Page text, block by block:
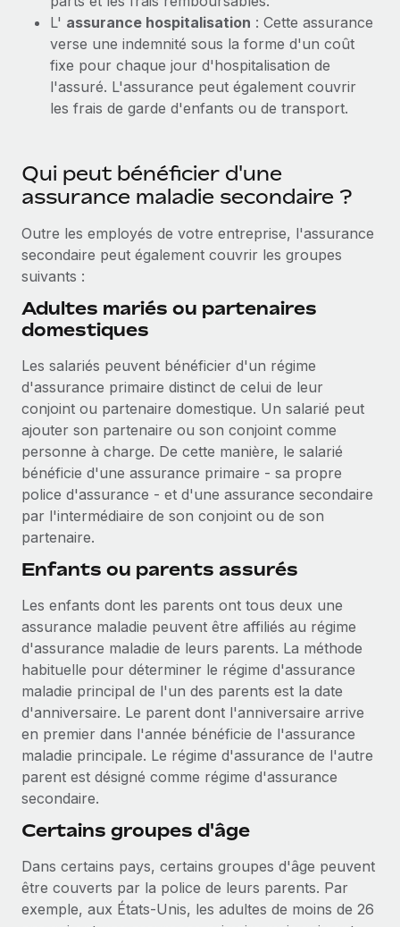
L' assurance hospitalisation : Cette assurance
verse une indemnité sous la forme d'un coût
fixe pour chaque jour d'hospitalisation de
l'assuré. L'assurance peut également couvrir
les frais de garde d'enfants ou de transport.
Qui peut bénéficier d'une
assurance maladie secondaire ?
Outre les employés de votre entreprise, l'assurance
secondaire peut également couvrir les groupes
suivants :
Adultes mariés ou partenaires
domestiques
Les salariés peuvent bénéficier d'un régime
d'assurance primaire distinct de celui de leur
conjoint ou partenaire domestique. Un salarié peut
ajouter son partenaire ou son conjoint comme
personne à charge. De cette manière, le salarié
bénéficie d'une assurance primaire - sa propre
police d'assurance - et d'une assurance secondaire
par l'intermédiaire de son conjoint ou de son
partenaire.
Enfants ou parents assurés
Les enfants dont les parents ont tous deux une
assurance maladie peuvent être affiliés au régime
d'assurance maladie de leurs parents. La méthode
habituelle pour déterminer le régime d'assurance
maladie principal de l'un des parents est la date
d'anniversaire. Le parent dont l'anniversaire arrive
en premier dans l'année bénéficie de l'assurance
maladie principale. Le régime d'assurance de l'autre
parent est désigné comme régime d'assurance
secondaire.
Certains groupes d'âge
Dans certains pays, certains groupes d'âge peuvent
être couverts par la police de leurs parents. Par
exemple, aux États-Unis, les adultes de moins de 26